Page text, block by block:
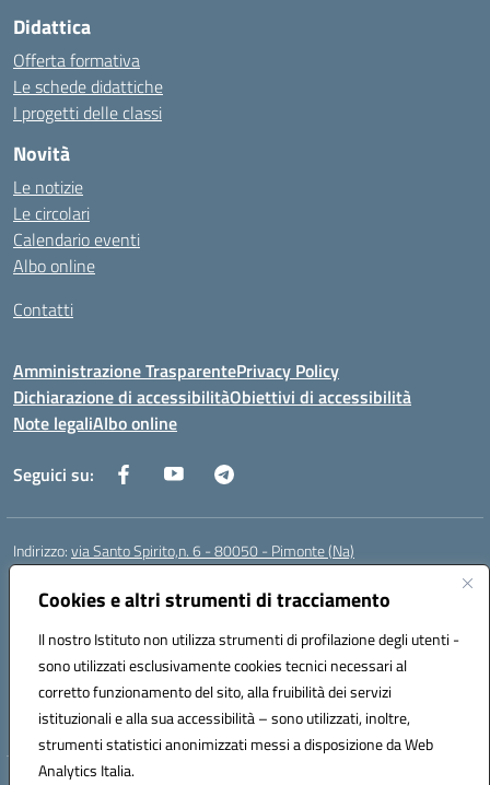
Cookies e altri strumenti di tracciamento
Il nostro Istituto non utilizza strumenti di profilazione degli utenti -
sono utilizzati esclusivamente cookies tecnici necessari al
corretto funzionamento del sito, alla fruibilità dei servizi
istituzionali e alla sua accessibilità – sono utilizzati, inoltre,
strumenti statistici anonimizzati messi a disposizione da Web
Analytics Italia.
Didattica
Offerta formativa
Le schede didattiche
I progetti delle classi
Novità
Le notizie
Le circolari
Calendario eventi
Albo online
Contatti
Amministrazione TrasparentePrivacy Policy
Dichiarazione di accessibilitàObiettivi di accessibilità
Note legaliAlbo online
Seguici su:
Indirizzo:via Santo Spirito,n. 6 - 80050 - Pimonte (Na)
Centralino:
Posta elettronica certificata (PEC):naic86400x@pec.istruzione.it
Codice fiscale: 82008870634
Codice meccanografico:NAIC86400X
Codice Indice delle Pubbliche Amministrazioni (IPA): ISTSC_NAIC86400X
Codice unico di fatturazione (CUF): UF5NKX